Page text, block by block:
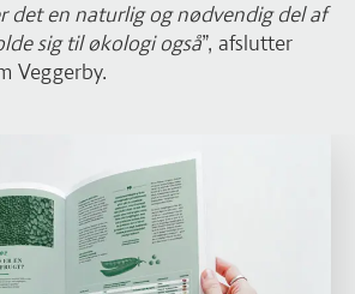
det en naturlig og nødvendig del af
sig til økologi også”, afslutter
Veggerby.